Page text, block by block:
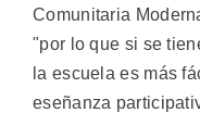
Comunitaria
"por lo que si se
la escuela es más
eseñanza